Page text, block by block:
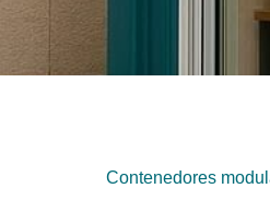
Contenedores